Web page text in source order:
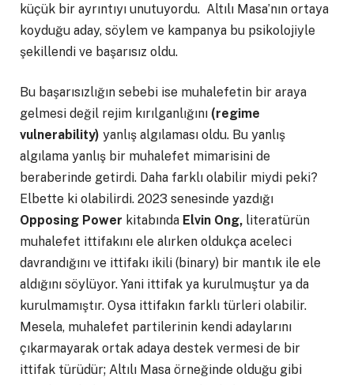
küçük bir ayrıntıyı unutuyordu. Altılı Masa’nın ortaya
koyduğu aday, söylem ve kampanya bu psikolojiyle
şekillendi ve başarısız oldu.
Bu başarısızlığın sebebi ise muhalefetin bir araya
gelmesi değil rejim kırılganlığını (regime
vulnerability) yanlış algılaması oldu. Bu yanlış
algılama yanlış bir muhalefet mimarisini de
beraberinde getirdi. Daha farklı olabilir miydi peki?
Elbette ki olabilirdi. 2023 senesinde yazdığı
Opposing Power kitabında Elvin Ong, literatürün
muhalefet ittifakını ele alırken oldukça aceleci
davrandığını ve ittifakı ikili (binary) bir mantık ile ele
aldığını söylüyor. Yani ittifak ya kurulmuştur ya da
kurulmamıştır. Oysa ittifakın farklı türleri olabilir.
Mesela, muhalefet partilerinin kendi adaylarını
çıkarmayarak ortak adaya destek vermesi de bir
ittifak türüdür; Altılı Masa örneğinde olduğu gibi